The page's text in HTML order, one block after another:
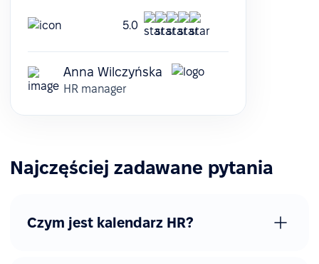
5.0
Anna Wilczyńska
HR manager
Najczęściej zadawane pytania
Czym jest kalendarz HR?